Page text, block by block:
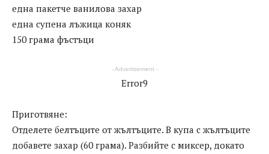
една пакетче ванилова захар
една супена лъжица коняк
150 грама фъстъци
- Advertisement -
Error9
Приготвяне:
Отделете белтъците от жълтъците. В купа с жълтъците
добавете захар (60 грама). Разбийте с миксер, докато